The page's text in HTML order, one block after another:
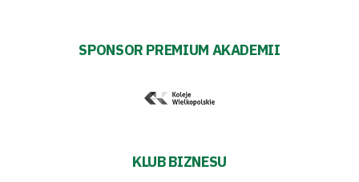
SPONSOR PREMIUM AKADEMII
KLUB BIZNESU